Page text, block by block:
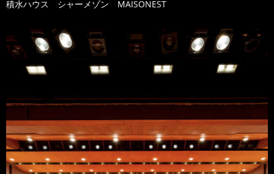
積水ハウス シャーメゾン MAISONEST